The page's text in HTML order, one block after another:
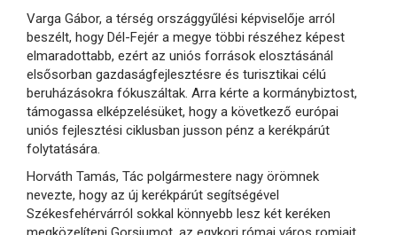
Varga Gábor, a térség országgyűlési képviselője arról
beszélt, hogy Dél-Fejér a megye többi részéhez képest
elmaradottabb, ezért az uniós források elosztásánál
elsősorban gazdaságfejlesztésre és turisztikai célú
beruházásokra fókuszáltak. Arra kérte a kormánybiztost,
támogassa elképzelésüket, hogy a következő európai
uniós fejlesztési ciklusban jusson pénz a kerékpárút
folytatására.
Horváth Tamás, Tác polgármestere nagy örömnek
nevezte, hogy az új kerékpárút segítségével
Székesfehérvárról sokkal könnyebb lesz két keréken